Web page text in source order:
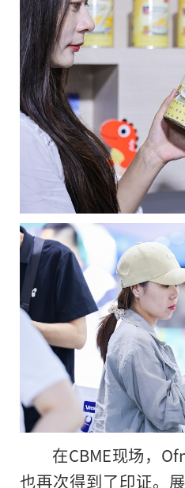
在CBME现场，
也再次得到了印证。